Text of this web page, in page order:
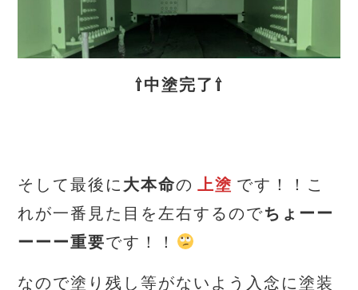
⇧中塗完了⇧
そして最後に 大本命の 上塗 です！！こ
れが一番見た目を左右するのでちょーー
ーーー重要です！！
なので塗り残し等がないよう入念に塗装